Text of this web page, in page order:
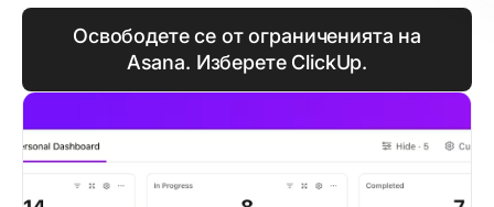
Освободете се от ограниченията на
Asana. Изберете ClickUp.